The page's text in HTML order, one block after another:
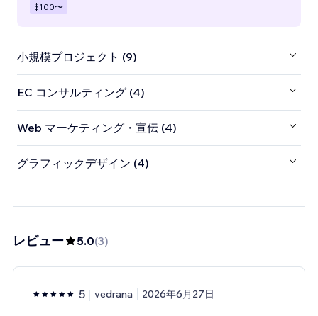
$100〜
小規模プロジェクト (9)
EC コンサルティング (4)
Web マーケティング・宣伝 (4)
グラフィックデザイン (4)
レビュー 5.0(3)
5 vedrana 2026年6月27日